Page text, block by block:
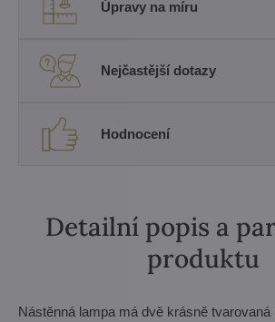
Úpravy na míru
Nejčastější dotazy
Hodnocení
Detailní popis a
produktu
Nástěnná lampa má dvě krásně tvarovaná